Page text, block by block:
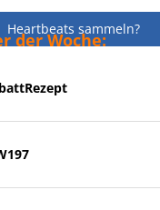
Heartbeats sammeln?
der Woche: